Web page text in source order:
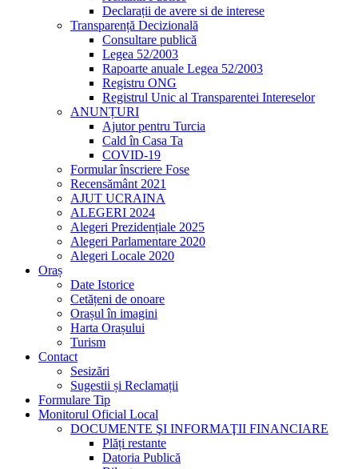
Declarații de avere si de interese
Transparență Decizională
Consultare publică
Legea 52/2003
Rapoarte anuale Legea 52/2003
Registru ONG
Registrul Unic al Transparentei Intereselor
ANUNȚURI
Ajutor pentru Turcia
Cald în Casa Ta
COVID-19
Formular înscriere Fose
Recensământ 2021
AJUT UCRAINA
ALEGERI 2024
Alegeri Prezidențiale 2025
Alegeri Parlamentare 2020
Alegeri Locale 2020
Oraș
Date Istorice
Cetățeni de onoare
Orașul în imagini
Harta Orașului
Turism
Contact
Sesizări
Sugestii și Reclamații
Formulare Tip
Monitorul Oficial Local
DOCUMENTE ŞI INFORMAŢII FINANCIARE
Plăți restante
Datoria Publică